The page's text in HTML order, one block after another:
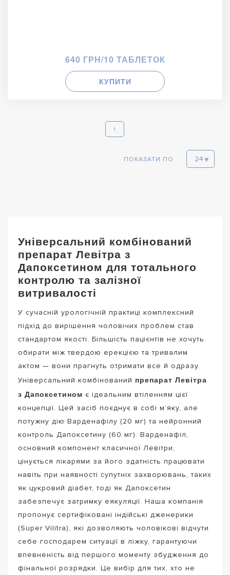
640 ГРН/10 ТАБЛЕТОК
КУПИТИ
1
ПОКАЗАТИ ПО
Універсальний комбінований
препарат Левітра з
Дапоксетином для тотального
контролю та залізної
витривалості
У сучасній урологічній практиці комплексний
підхід до вирішення чоловічих проблем став
стандартом якості. Більшість пацієнтів не хочуть
обирати між твердою ерекцією та тривалим
актом — вони прагнуть отримати все й одразу.
Універсальний комбінований препарат Левітра
з Дапоксетином є ідеальним втіленням цієї
концепції. Цей засіб поєднує в собі м’яку, але
потужну дію Варденафілу (20 мг) та нейронний
контроль Дапоксетину (60 мг). Варденафіл,
основний компонент класичної Левітри,
цінується лікарями за його здатність працювати
навіть при наявності супутніх захворювань, таких
як цукровий діабет, тоді як Дапоксетин
забезпечує затримку еякуляції. Наша компанія
пропонує сертифіковані індійські дженерики
(Super Vilitra), які дозволяють чоловікові відчути
себе господарем ситуації в ліжку, гарантуючи
впевненість від першого моменту збудження до
фінальної розрядки. Це вибір для тих, хто не